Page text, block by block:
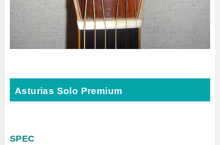
Asturias Solo Premium
SPEC